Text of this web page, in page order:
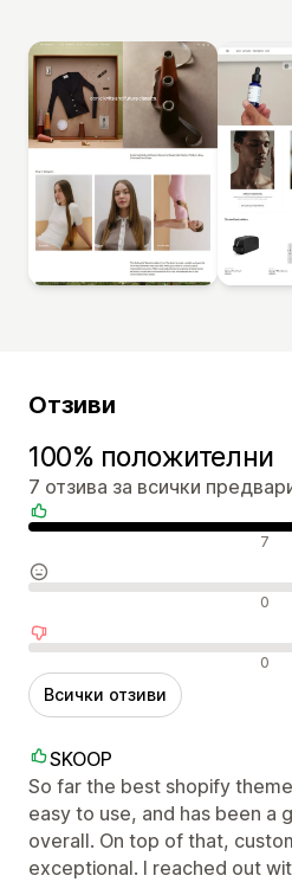
Отзиви
100% положителни
7 отзива за всички
Положителни отзиви 7
Неутрални отзиви 0
Отрицателни отзиви 0
Всички отзиви
SKOOP
So far the best shopify
easy to use, and has been a
overall. On top of that,
exceptional. I reached out